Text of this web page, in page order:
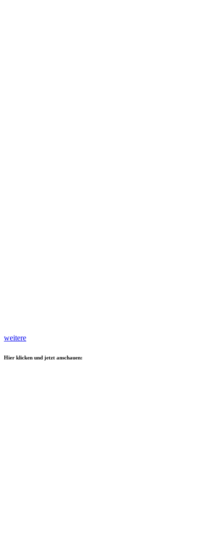
weitere
Hier klicken und jetzt anschauen: